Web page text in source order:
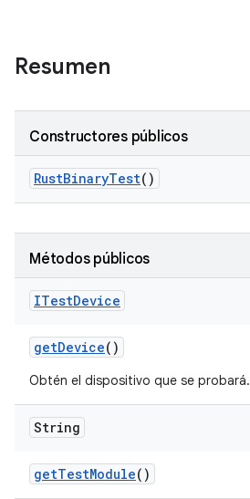
Resumen
Constructores públicos
RustBinaryTest()
Métodos públicos
ITestDevice
getDevice()
Obtén el dispositivo que se probará.
String
getTestModule()